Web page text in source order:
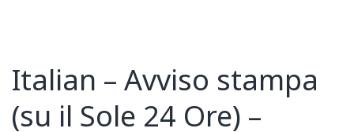
Italian – Avviso stampa
(su il Sole 24 Ore) –